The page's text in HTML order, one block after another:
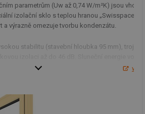
parametrům (Uw až 0,74 W/m²K) jsou
izolační sklo s teplou hranou „Swisspacer“
výrazně omezuje tvorbu kondenzátu.
stabilitu (stavební hloubka 95 mm), trojité
%), čímž přispívá k energetické úspoře. Díky